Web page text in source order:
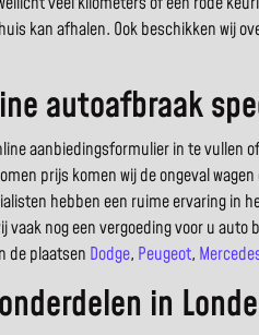
kan afhalen. Ook beschikken wij
autoafbraak
aanbiedingsformulier in te vullen
prijs komen wij de ongeval
hebben een ruime ervaring in
nog een vergoeding voor u
de plaatsen Dodge, Peugeot,
in